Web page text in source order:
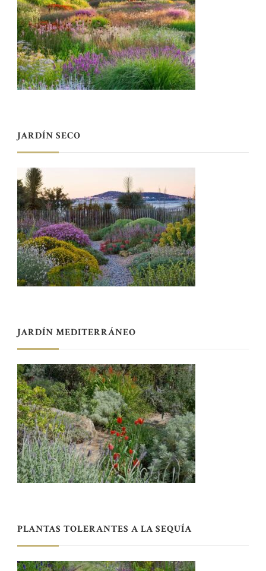
JARDÍN SECO
JARDÍN MEDITERRÁNEO
PLANTAS TOLERANTES A LA SEQUÍA